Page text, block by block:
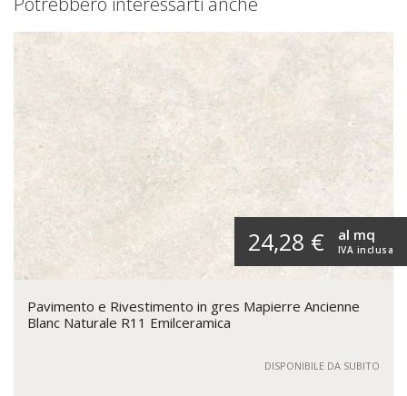
24,28 € IVA inclusa
al mq
Pavimento e Rivestimento in gres Mapierre Ancienne
Blanc Naturale R11 Emilceramica
DISPONIBILE DA SUBITO